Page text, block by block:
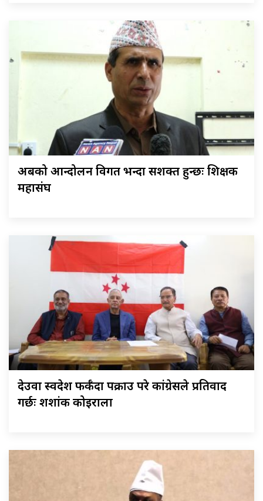
अबको आन्दोलन विगत भन्दा सशक्त हुन्छः शिक्षक
महासंघ
देउवा स्वदेश फर्कँदा पक्राउ परे कांग्रेसले प्रतिवाद
गर्छः शशांक कोइराला